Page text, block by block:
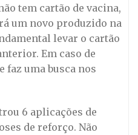
tem cartão de vacina,
um novo produzido na
levar o cartão
Em caso de
faz uma busca nos
6 aplicações de
de reforço. Não